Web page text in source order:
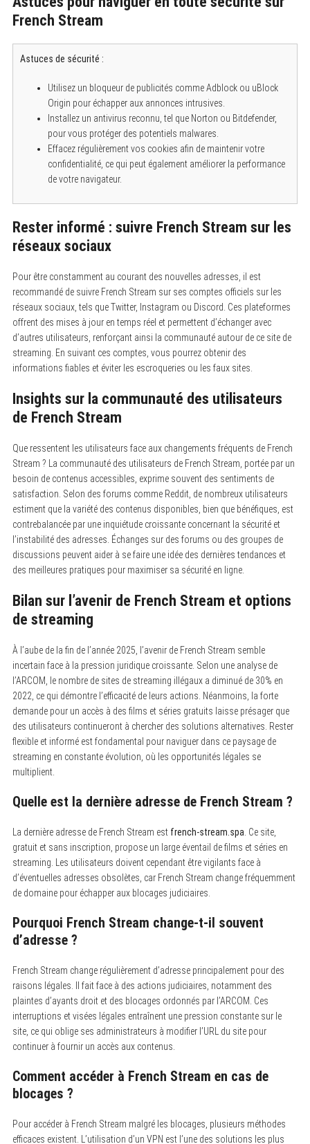
French Stream
Astuces de sécurité :
Utilisez un bloqueur de publicités comme Adblock ou uBlock
Origin pour échapper aux annonces intrusives.
Installez un antivirus reconnu, tel que Norton ou Bitdefender,
pour vous protéger des potentiels malwares.
Effacez régulièrement vos cookies afin de maintenir votre
confidentialité, ce qui peut également améliorer la performance
de votre navigateur.
Rester informé : suivre French Stream sur les
réseaux sociaux
Pour être constamment au courant des nouvelles adresses, il est
recommandé de suivre French Stream sur ses comptes officiels sur les
réseaux sociaux, tels que Twitter, Instagram ou Discord. Ces plateformes
offrent des mises à jour en temps réel et permettent d’échanger avec
d’autres utilisateurs, renforçant ainsi la communauté autour de ce site de
streaming. En suivant ces comptes, vous pourrez obtenir des
informations fiables et éviter les escroqueries ou les faux sites.
Insights sur la communauté des utilisateurs
de French Stream
Que ressentent les utilisateurs face aux changements fréquents de French
Stream ? La communauté des utilisateurs de French Stream, portée par un
besoin de contenus accessibles, exprime souvent des sentiments de
satisfaction. Selon des forums comme Reddit, de nombreux utilisateurs
estiment que la variété des contenus disponibles, bien que bénéfiques, est
contrebalancée par une inquiétude croissante concernant la sécurité et
l’instabilité des adresses. Échanges sur des forums ou des groupes de
discussions peuvent aider à se faire une idée des dernières tendances et
des meilleures pratiques pour maximiser sa sécurité en ligne.
Bilan sur l’avenir de French Stream et options
de streaming
À l’aube de la fin de l’année 2025, l’avenir de French Stream semble
incertain face à la pression juridique croissante. Selon une analyse de
l’ARCOM, le nombre de sites de streaming illégaux a diminué de 30% en
2022, ce qui démontre l’efficacité de leurs actions. Néanmoins, la forte
demande pour un accès à des films et séries gratuits laisse présager que
des utilisateurs continueront à chercher des solutions alternatives. Rester
flexible et informé est fondamental pour naviguer dans ce paysage de
streaming en constante évolution, où les opportunités légales se
multiplient.
Quelle est la dernière adresse de French Stream ?
La dernière adresse de French Stream est french-stream.spa Ce site,
gratuit et sans inscription, propose un large éventail de films et séries en
streaming. Les utilisateurs doivent cependant être vigilants face à
d’éventuelles adresses obsolètes, car French Stream change fréquemment
de domaine pour échapper aux blocages judiciaires.
Pourquoi French Stream change-t-il souvent
d’adresse ?
French Stream change régulièrement d’adresse principalement pour des
raisons légales.
Il fait face à des actions judiciaires, notamment des
plaintes d’ayants droit et des blocages ordonnés par l’ARCOM. Ces
interruptions et visées légales entraînent une pression constante sur le
site, ce qui oblige ses administrateurs à modifier l’URL du site pour
continuer à fournir un accès aux contenus.
Comment accéder à French Stream en cas de
blocages ?
Pour accéder à French Stream malgré les blocages, plusieurs méthodes
efficaces existent.
L’utilisation d’un VPN est l’une des solutions les plus